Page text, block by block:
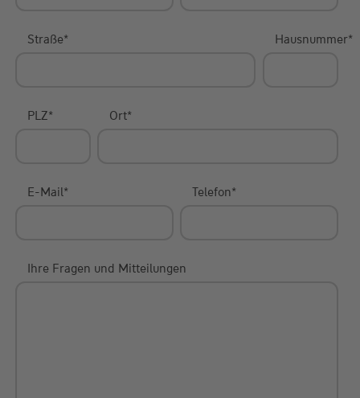
Straße* Hausnummer*
PLZ* Ort*
E-Mail* Telefon*
Ihre Fragen und Mitteilungen